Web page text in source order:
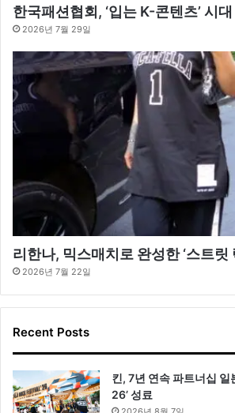
한국패션협회, ‘입는 K-콘텐츠’ 시
2026년 7월 29일
리한나, 믹스매치로 완성한 ‘스트릿
2026년 7월 22일
Recent Posts
킨, 7년 연속 파트너십 일
26’ 성료